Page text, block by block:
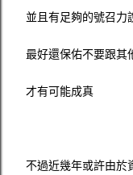
並且有足夠的號召力
最好還保佑不要跟其
才有可能成真
不過近幾年或許由於